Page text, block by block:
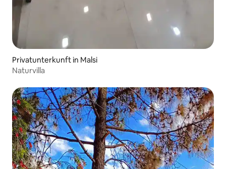
Privatunterkunft in Malsi
Naturvilla